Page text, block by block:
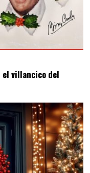
el villancico del